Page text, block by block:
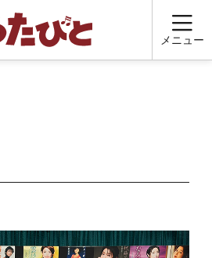
メニュー